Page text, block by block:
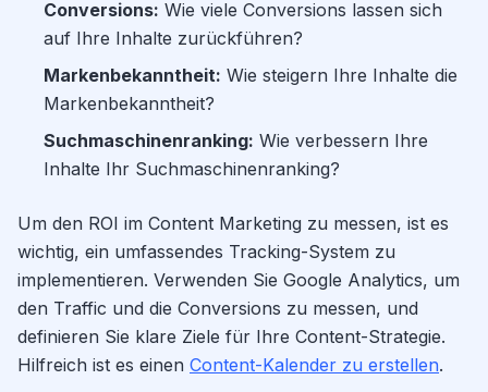
Conversions: Wie viele Conversions lassen sich
auf Ihre Inhalte zurückführen?
Markenbekanntheit: Wie steigern Ihre Inhalte die
Markenbekanntheit?
Suchmaschinenranking: Wie verbessern Ihre
Inhalte Ihr Suchmaschinenranking?
Um den ROI im Content Marketing zu messen, ist es
wichtig, ein umfassendes Tracking-System zu
implementieren. Verwenden Sie Google Analytics, um
den Traffic und die Conversions zu messen, und
definieren Sie klare Ziele für Ihre Content-Strategie.
Hilfreich ist es einen Content-Kalender zu erstellen.